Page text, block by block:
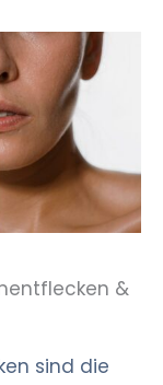
&
sind die